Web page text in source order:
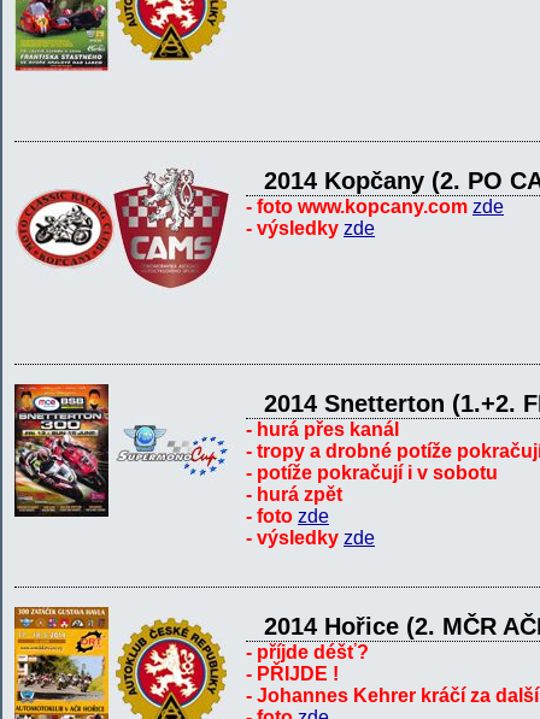
2014 Kopčany (2. PO
- foto www.kopcany.com zde
- výsledky zde
2014 Snetterton (1.+2.
- hurá přes kanál
- tropy a drobné potíže
- potíže pokračují i v sobotu
- hurá zpět
- foto zde
- výsledky zde
2014 Hořice (2. MČR
- příjde déšť?
- PŘIJDE !
- Johannes Kehrer kráčí za